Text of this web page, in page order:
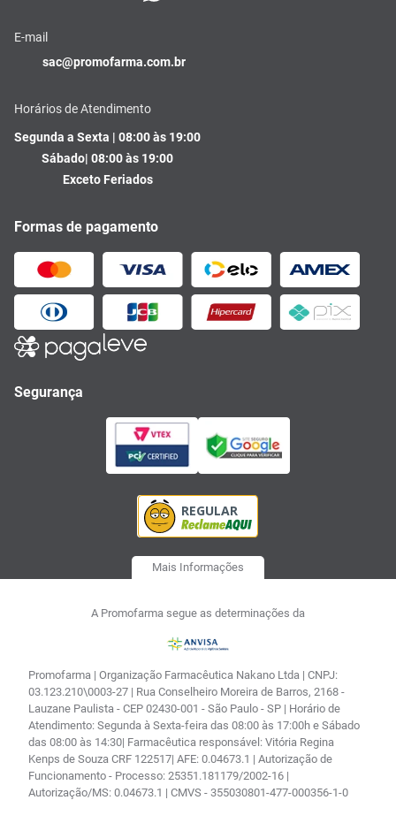
E-mail
sac@promofarma.com.br
Horários de Atendimento
Segunda a Sexta | 08:00 às 19:00
Sábado| 08:00 às 19:00
Exceto Feriados
Formas de pagamento
Segurança
Mais Informações
A Promofarma segue as determinações da
Promofarma | Organização Farmacêutica Nakano Ltda | CNPJ:
03.123.210\0003-27 | Rua Conselheiro Moreira de Barros, 2168 -
Lauzane Paulista - CEP 02430-001 - São Paulo - SP | Horário de
Atendimento: Segunda à Sexta-feira das 08:00 às 17:00h e Sábado
das 08:00 às 14:30| Farmacêutica responsável: Vitória Regina
Kenps de Souza CRF 122517| AFE: 0.04673.1 | Autorização de
Funcionamento - Processo: 25351.181179/2002-16 |
Autorização/MS: 0.04673.1 | CMVS - 355030801-477-000356-1-0